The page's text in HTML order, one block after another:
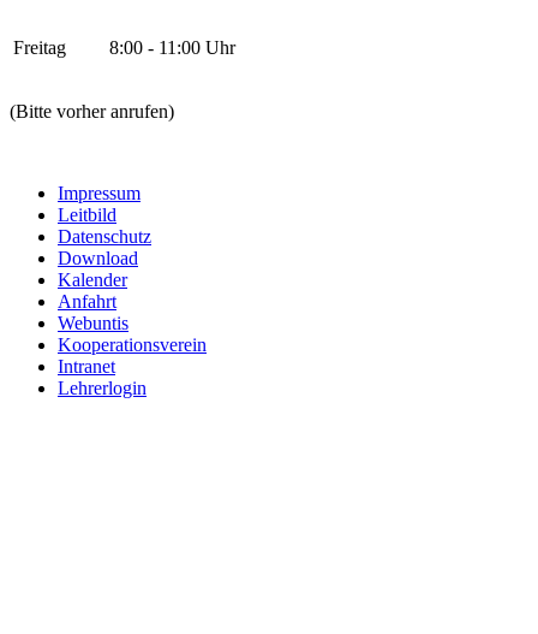
Freitag 8:00 - 11:00 Uhr
(Bitte vorher anrufen)
Impressum
Leitbild
Datenschutz
Download
Kalender
Anfahrt
Webuntis
Kooperationsverein
Intranet
Lehrerlogin